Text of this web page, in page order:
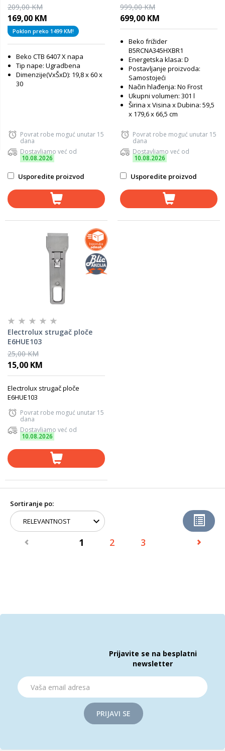
209,00 KM
169,00 KM
Poklon preko 1499 KM!
Beko CTB 6407 X napa
Tip nape: Ugradbena
Dimenzije(VxŠxD): 19,8 x 60 x
30
Povrat robe moguć unutar 15
dana
Dostavljamo već od
10.08.2026
Usporedite proizvod
999,00 KM
699,00 KM
Beko frižider
B5RCNA345HXBR1
Energetska klasa: D
Postavljanje proizvoda:
Samostojeći
Način hlađenja: No Frost
Ukupni volumen: 301 l
Širina x Visina x Dubina: 59,5
x 179,6 x 66,5 cm
Povrat robe moguć unutar 15
dana
Dostavljamo već od
10.08.2026
Usporedite proizvod
Electrolux strugač ploče
E6HUE103
25,00 KM
15,00 KM
Electrolux strugač ploče
E6HUE103
Povrat robe moguć unutar 15
dana
Dostavljamo već od
10.08.2026
Sortiranje po:
1 2 3
Prijavite se na besplatni
newsletter
PRIJAVI SE